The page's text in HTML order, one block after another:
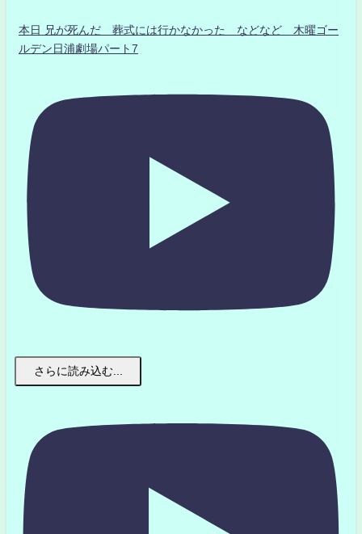
本日 兄が死んだ 葬式には行かなかった などなど 木曜ゴー
ルデン日浦劇場パート7
さらに読み込む...